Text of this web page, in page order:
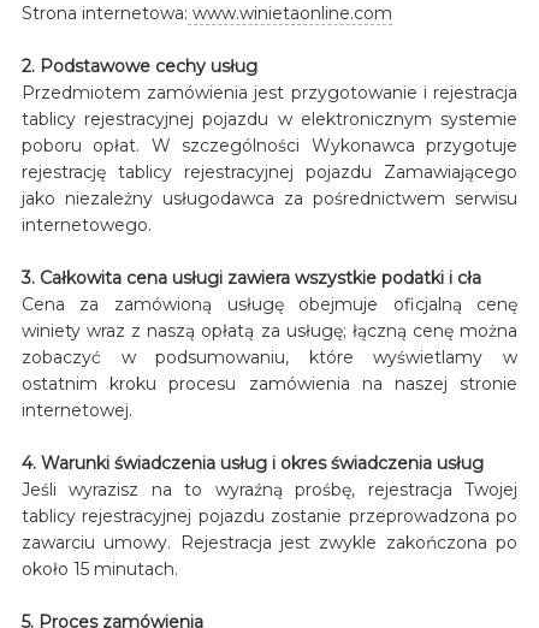
Strona internetowa: www.winietaonline.com
2. Podstawowe cechy usług
Przedmiotem zamówienia jest przygotowanie i rejestracja
tablicy rejestracyjnej pojazdu w elektronicznym systemie
poboru opłat. W szczególności Wykonawca przygotuje
rejestrację tablicy rejestracyjnej pojazdu Zamawiającego
jako niezależny usługodawca za pośrednictwem serwisu
internetowego.
3. Całkowita cena usługi zawiera wszystkie podatki i cła
Cena za zamówioną usługę obejmuje oficjalną cenę
winiety wraz z naszą opłatą za usługę; łączną cenę można
zobaczyć w podsumowaniu, które wyświetlamy w
ostatnim kroku procesu zamówienia na naszej stronie
internetowej.
4. Warunki świadczenia usług i okres świadczenia usług
Jeśli wyrazisz na to wyraźną prośbę, rejestracja Twojej
tablicy rejestracyjnej pojazdu zostanie przeprowadzona po
zawarciu umowy. Rejestracja jest zwykle zakończona po
około 15 minutach.
5. Proces zamówienia